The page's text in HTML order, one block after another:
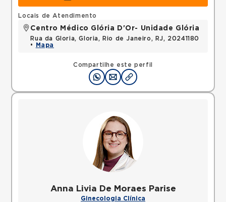
Compartilhe este perfil
Locais de Atendimento
Centro Médico Glória D'Or- Unidade Glória
Rua da Gloria, Gloria, Rio de Janeiro, RJ, 20241180
•
Mapa
Anna Livia De Moraes Parise
Ginecologia Clínica